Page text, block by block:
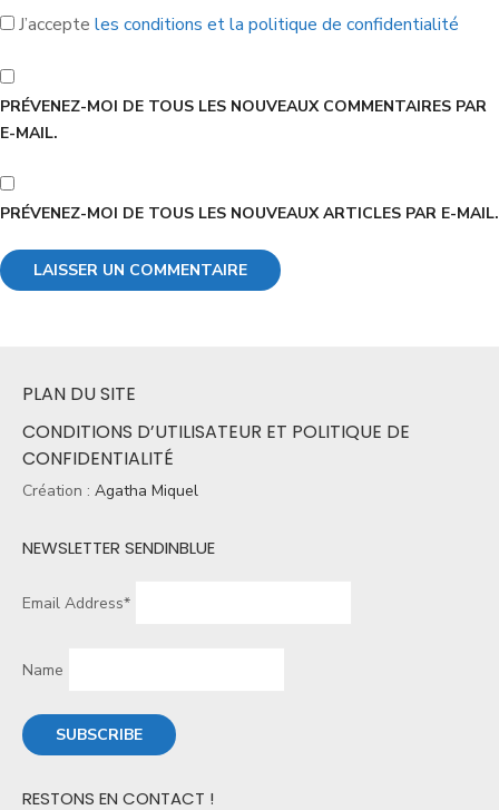
J’accepte les conditions et la politique de confidentialité
PRÉVENEZ-MOI DE TOUS LES NOUVEAUX COMMENTAIRES PAR
E-MAIL.
PRÉVENEZ-MOI DE TOUS LES NOUVEAUX ARTICLES PAR E-MAIL.
PLAN DU SITE
CONDITIONS D’UTILISATEUR ET POLITIQUE DE
CONFIDENTIALITÉ
Création : Agatha Miquel
NEWSLETTER SENDINBLUE
Email Address*
Name
RESTONS EN CONTACT !